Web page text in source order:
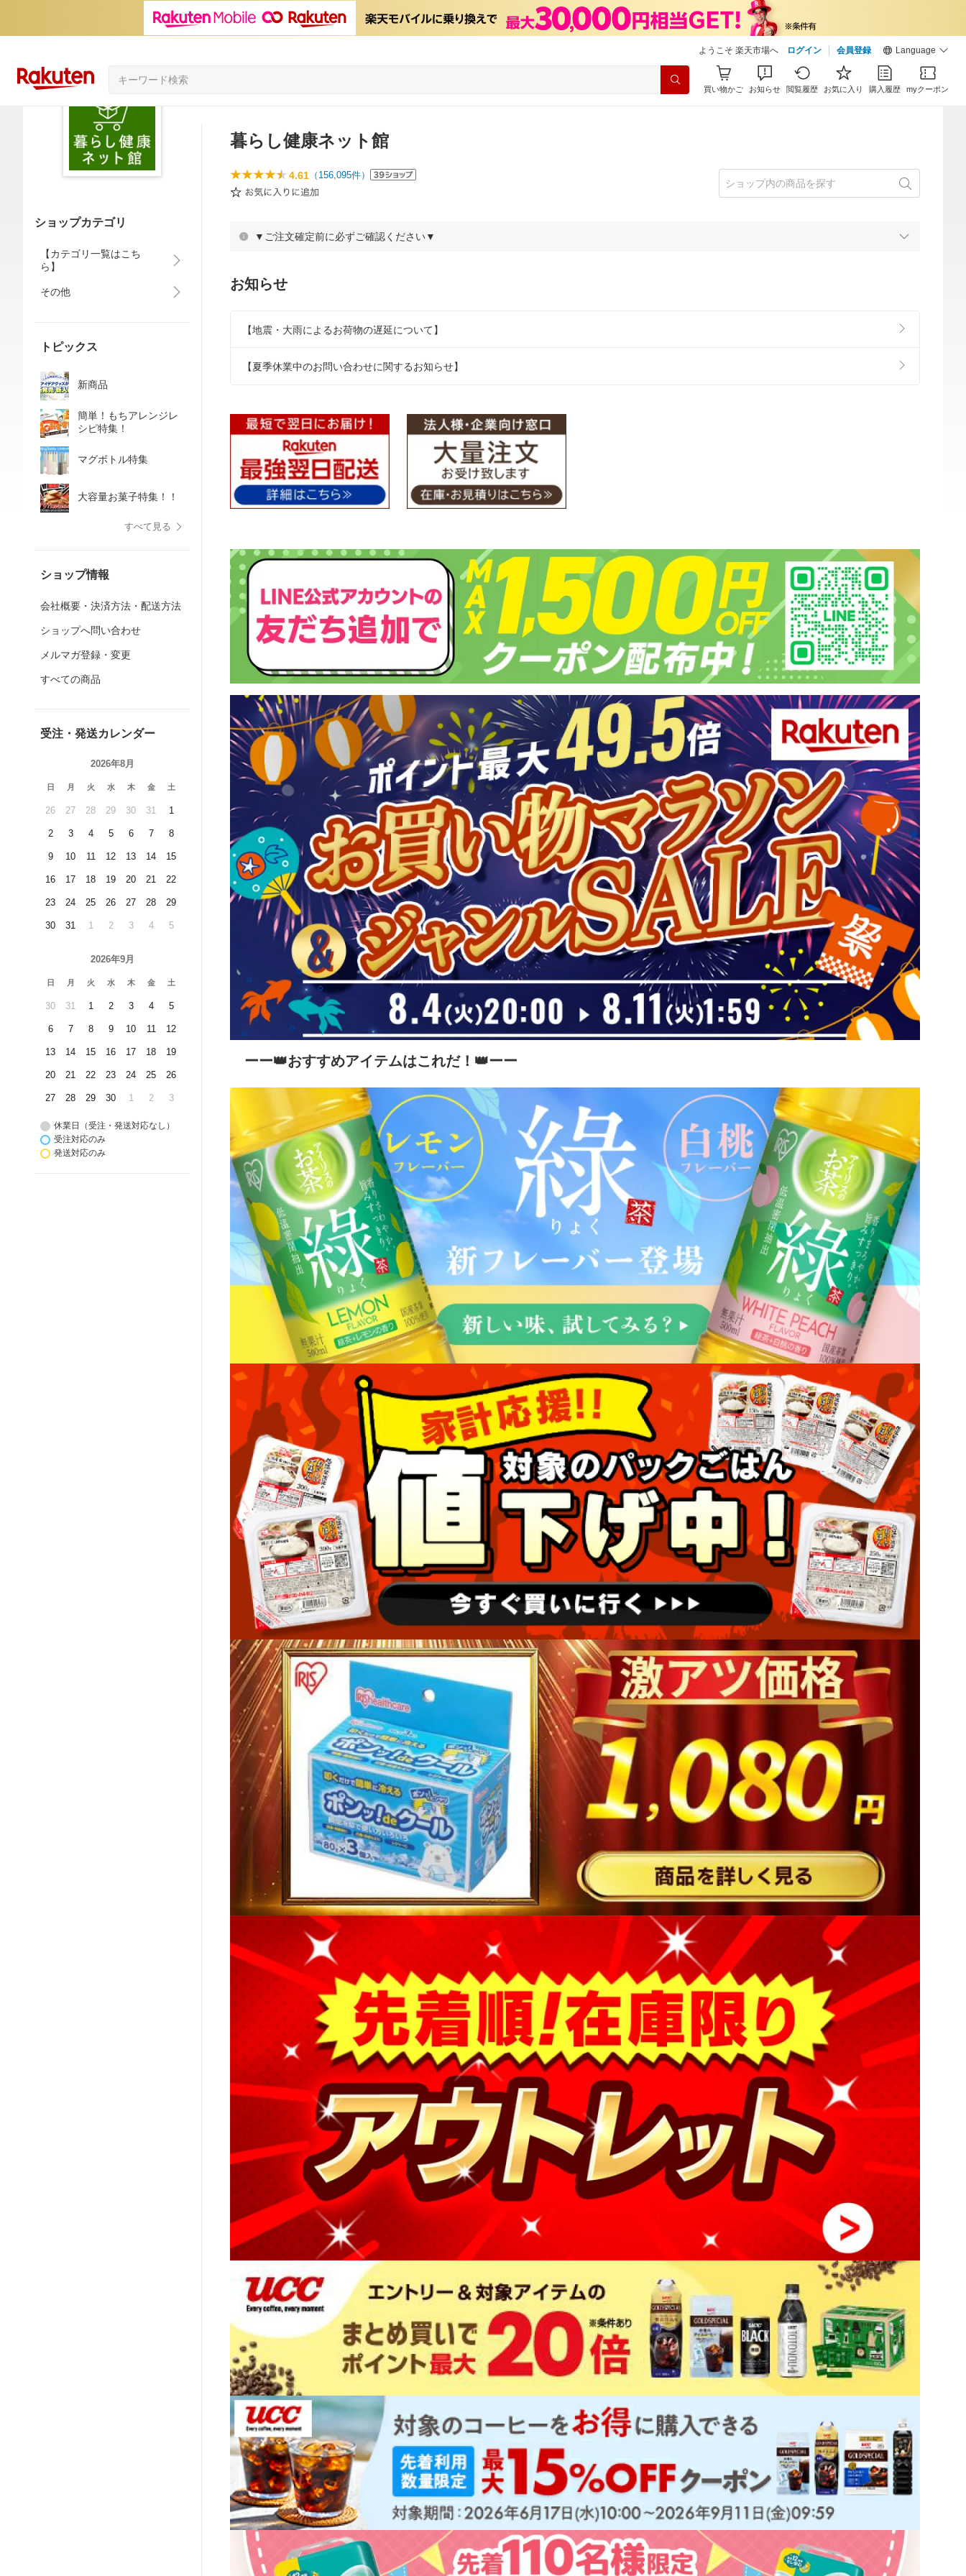
ようこそ 楽天市場へ ログイン 会員登録 Language
買い物かご お知らせ 閲覧履歴 お気に入り 購入履歴 myクーポン
ショップカテゴリ
【カテゴリ一覧はこち
ら】
その他
トピックス
新商品
簡単！もちアレンジレ
シピ特集！
マグボトル特集
大容量お菓子特集！！
すべて見る
ショップ情報
会社概要・決済方法・配送方法
ショップへ問い合わせ
メルマガ登録・変更
すべての商品
受注・発送カレンダー
2026年8月
日 月 火 水 木 金 土
26 27 28 29 30 31 1
2 3 4 5 6 7 8
9 10 11 12 13 14 15
16 17 18 19 20 21 22
23 24 25 26 27 28 29
30 31 1 2 3 4 5
2026年9月
日 月 火 水 木 金 土
30 31 1 2 3 4 5
6 7 8 9 10 11 12
13 14 15 16 17 18 19
20 21 22 23 24 25 26
27 28 29 30 1 2 3
休業日（受注・発送対応なし）
受注対応のみ
発送対応のみ
暮らし健康ネット館
4.61 （ 156,095件）
▼ご注文確定前に必ずご確認ください▼
お知らせ
【地震・大雨によるお荷物の遅延について】
【夏季休業中のお問い合わせに関するお知らせ】
ーー👑おすすめアイテムはこれだ！👑ーー